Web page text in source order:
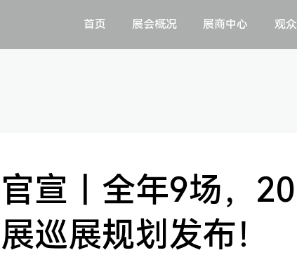
首页 展会概况 展商中心 观
官宣｜全年9场，
展巡展规划发布！